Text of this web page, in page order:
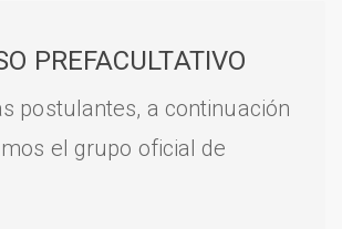
PREFACULTATIVO
postulantes, a continuación
el grupo oficial de